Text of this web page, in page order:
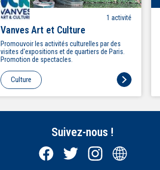
1 activité
Vanves Art et Culture
Promouvoir les activités culturelles par des
visites d'expositions et de quartiers de Paris.
Promotion de spectacles.
Culture
Suivez-nous !